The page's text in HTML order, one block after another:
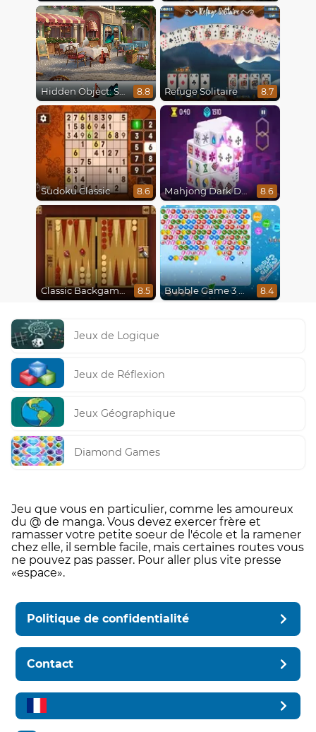
Hidden Object: Street Of Secrets 8.8 Refuge Solitaire 8.7
Sudoku Classic 8.6 Mahjong Dark Dimensions 8.6
Classic Backgammon 8.5 Bubble Game 3 Christmas 8.4
Jeux de Logique
Jeux de Réflexion
Jeux Géographique
Diamond Games
Jeu que vous en particulier, comme les amoureux
du @ de manga. Vous devez exercer frère et
ramasser votre petite soeur de l'école et la ramener
chez elle, il semble facile, mais certaines routes vous
ne pouvez pas passer. Pour aller plus vite presse
«espace».
Politique de confidentialité
Contact